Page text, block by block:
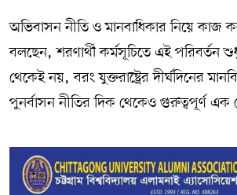
অভিবাসন নীতি ও মানবাধিকার নিয়ে কাজ
বলছেন, শরণার্থী কর্মসূচিতে এই পরিবর্তন
থেকেই নয়, বরং যুক্তরাষ্ট্রের দীর্ঘদিনের
পুনর্বাসন নীতির দিক থেকেও গুরুত্বপূর্ণ এক